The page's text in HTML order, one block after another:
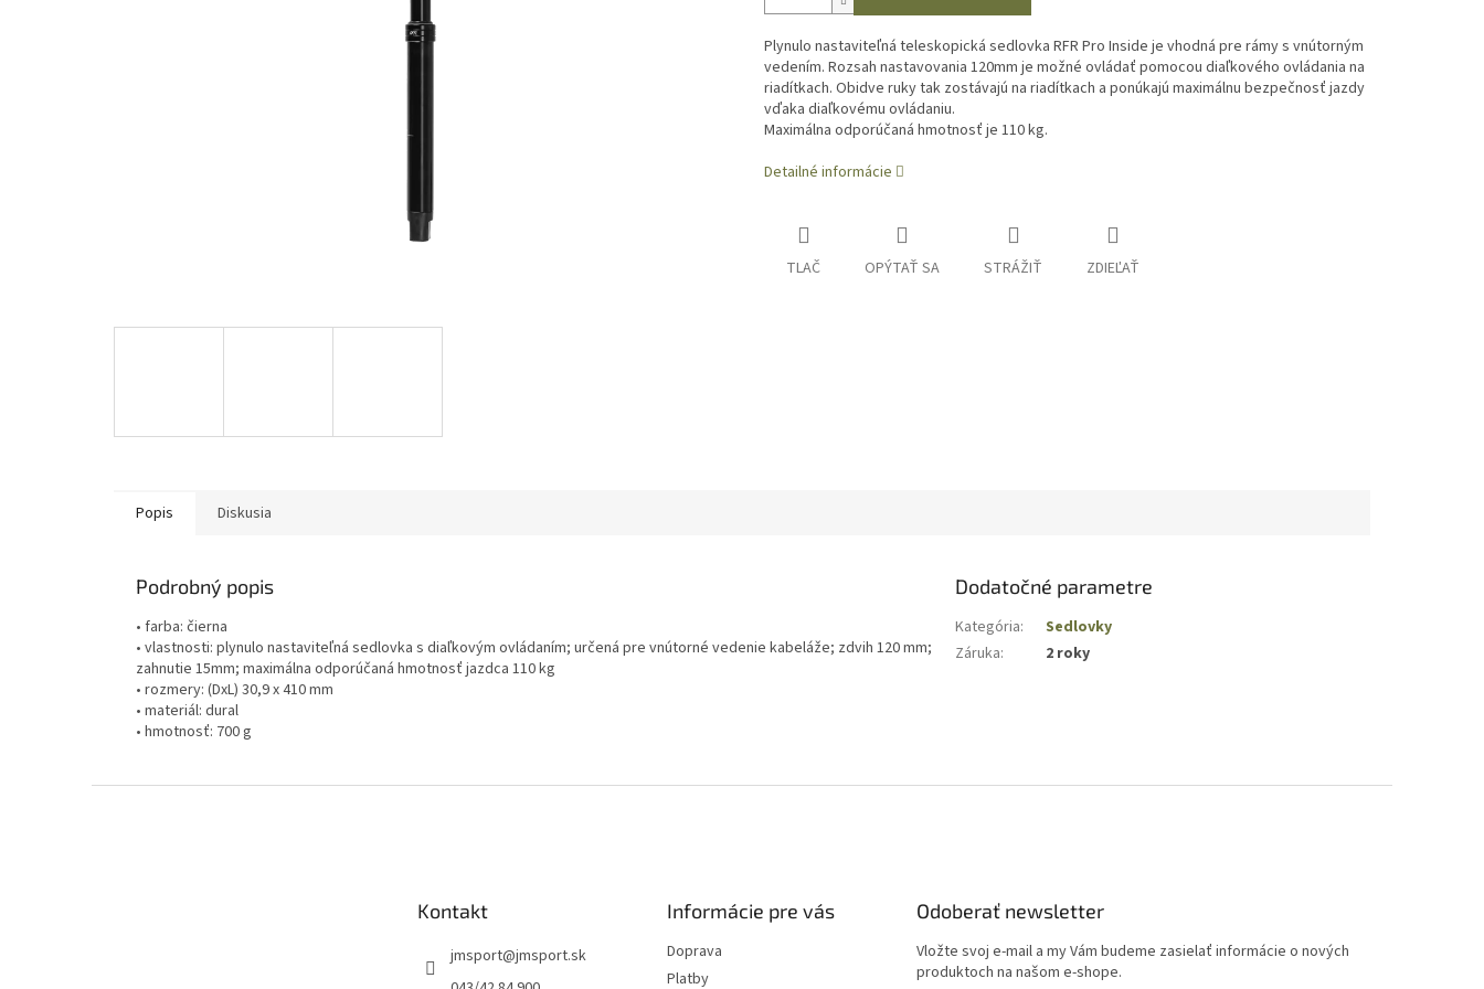
Plynulo nastaviteľná teleskopická sedlovka RFR Pro Inside je vhodná pre rámy s vnútorným
vedením. Rozsah nastavovania 120mm je možné ovládať pomocou diaľkového ovládania na
riadítkach. Obidve ruky tak zostávajú na riadítkach a ponúkajú maximálnu bezpečnosť jazdy
vďaka diaľkovému ovládaniu.
Maximálna odporúčaná hmotnosť je 110 kg.
Detailné informácie
TLAČ OPÝTAŤ SA STRÁŽIŤ ZDIEĽAŤ
Popis Diskusia
Podrobný popis
• farba: čierna
• vlastnosti: plynulo nastaviteľná sedlovka s diaľkovým ovládaním; určená pre vnútorné vedenie kabeláže; zdvih 120 mm;
zahnutie 15mm; maximálna odporúčaná hmotnosť jazdca 110 kg
• rozmery: (DxL) 30,9 x 410 mm
• materiál: dural
• hmotnosť: 700 g
Dodatočné parametre
Kategória:
Sedlovky
Záruka: 2 roky
Kontakt
jmsport@jmsport.sk
Informácie pre vás
Doprava
Platby
Odoberať newsletter
Vložte svoj e-mail a my Vám budeme zasielať informácie o nových
produktoch na našom e-shope.